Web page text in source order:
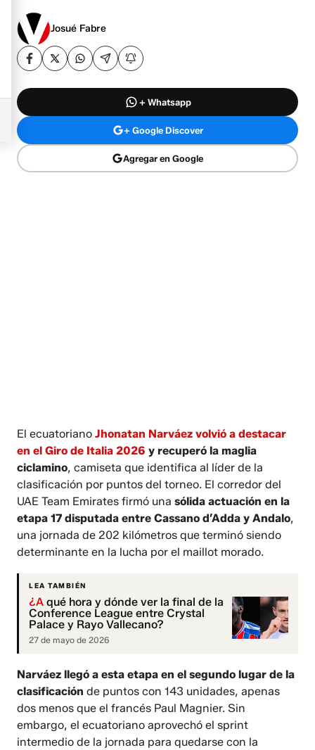
Josué Fabre
+ Whatsapp
+ Google Discover
Agregar en Google
El ecuatorianoJhonatan Narváez volvió a destacar
en el Giro de Italia 2026 y recuperó la maglia
ciclamino, camiseta que identifica al líder de la
clasificación por puntos del torneo. El corredor del
UAE Team Emirates firmó unasólida actuación en la
etapa 17 disputada entre Cassano d’Adda y Andalo,
una jornada de 202 kilómetros que terminó siendo
determinante en la lucha por el maillot morado.
LEA TAMBIÉN
¿A qué hora y dónde ver la final de la
Conference League entre Crystal
Palace y Rayo Vallecano?
27 de mayo de 2026
Narváez llegó a esta etapa en el segundo lugar de la
clasificación de puntos con 143 unidades, apenas
dos menos que el francés Paul Magnier. Sin
embargo, el ecuatoriano aprovechó el sprint
intermedio de la jornada para quedarse con la